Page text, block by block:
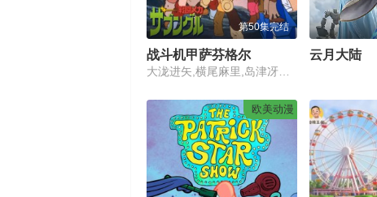
第50集完结
战斗机甲萨芬格尔 云月大陆
欧美动漫